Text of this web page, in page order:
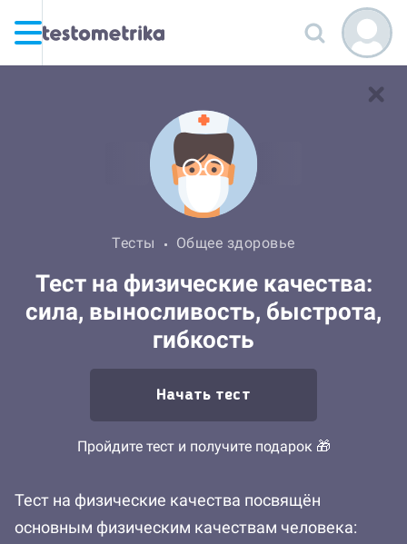
Тесты Общее здоровье
Тест на физические качества:
сила, выносливость, быстрота,
гибкость
Начать тест
Пройдите тест и получите подарок 🎁
Тест на физические качества посвящён
основным физическим качествам человека: